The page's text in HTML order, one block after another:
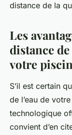
distance de la
Les
distance
votre
S’il est certain
de l’eau de
technologique
convient d’en